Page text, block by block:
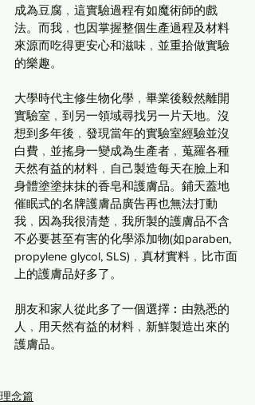
成為豆腐﹐這實驗過程有如魔術師的戲
法。而我﹐也因掌握整個生產過程及材料
來源而吃得更安心和滋味﹐並重拾做實驗
的樂趣。
大學時代主修生物化學﹐畢業後毅然離開
實驗室﹐到另一領域尋找另一片天地。沒
想到多年後﹐發現當年的實驗室經驗並沒
白費﹐並搖身一變成為生產者﹐蒐羅各種
天然有益的材料﹐自己製造每天在臉上和
身體塗塗抹抹的香皂和護膚品。鋪天蓋地
催眠式的名牌護膚品廣告再也無法打動
我﹐因為我很清楚﹐我所製的護膚品不含
不必要甚至有害的化學添加物(如paraben,
propylene glycol, SLS)﹐真材實料﹐比市面
上的護膚品好多了。
朋友和家人從此多了一個選擇︰由熟悉的
人﹐用天然有益的材料﹐新鮮製造出來的
護膚品。
理念篇